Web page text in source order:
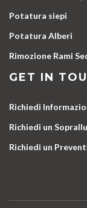
Potatura siepi
Potatura Alberi
Rimozione Rami
GET IN
Richiedi
Richiedi un
Richiedi un